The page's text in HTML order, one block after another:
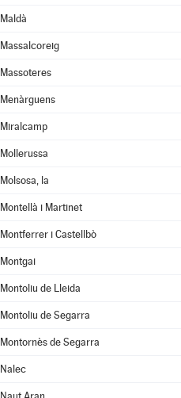
Maldà
Massalcoreig
Massoteres
Menàrguens
Miralcamp
Mollerussa
Molsosa, la
Montellà i Martinet
Montferrer i Castellbò
Montgai
Montoliu de Lleida
Montoliu de Segarra
Montornès de Segarra
Nalec